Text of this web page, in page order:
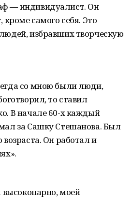
— индивидуалист. Он
кроме самого себя. Это
избравших творческую
со мною были люди,
то ставил
В начале 60-х каждый
за Сашку Стешанова. Был
возраста. Он работал и
высокопарно, моей